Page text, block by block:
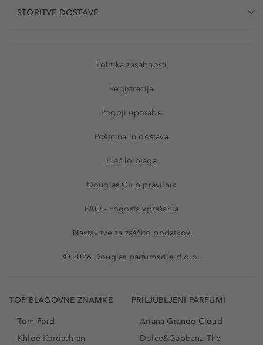
STORITVE DOSTAVE
Politika zasebnosti
Registracija
Pogoji uporabe
Poštnina in dostava
Plačilo blaga
Douglas Club pravilnik
FAQ - Pogosta vprašanja
Nastavitve za zaščito podatkov
© 2026 Douglas parfumerije d.o.o.
TOP BLAGOVNE ZNAMKE
Tom Ford
Khloé Kardashian
PRILJUBLJENI PARFUMI
Ariana Grande Cloud
Dolce&Gabbana The